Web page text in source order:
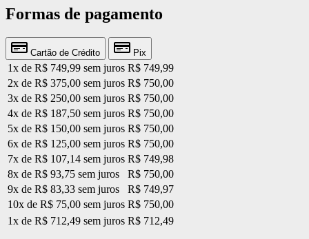
Formas de pagamento
Cartão de Crédito Pix
1x de R$ 749,99 sem juros R$ 749,99
2x de R$ 375,00 sem juros R$ 750,00
3x de R$ 250,00 sem juros R$ 750,00
4x de R$ 187,50 sem juros R$ 750,00
5x de R$ 150,00 sem juros R$ 750,00
6x de R$ 125,00 sem juros R$ 750,00
7x de R$ 107,14 sem juros R$ 749,98
8x de R$ 93,75 sem juros
R$ 750,00
9x de R$ 83,33 sem juros
R$ 749,97
10x de R$ 75,00 sem juros R$ 750,00
1x de R$ 712,49 sem juros R$ 712,49